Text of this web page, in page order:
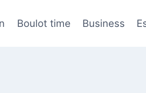
Boulot time Business